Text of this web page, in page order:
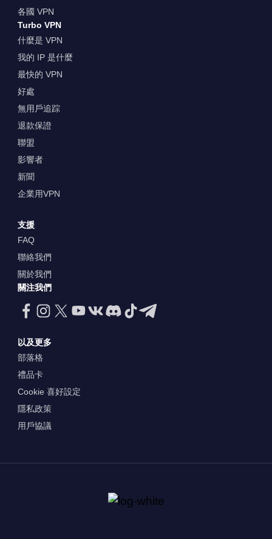
各國 VPN
Turbo VPN
什麼是 VPN
我的 IP 是什麼
最快的 VPN
好處
無用戶追踪
退款保證
聯盟
影響者
新聞
企業用VPN
支援
FAQ
聯絡我們
關於我們
關注我們
以及更多
部落格
禮品卡
Cookie 喜好設定
隱私政策
用戶協議